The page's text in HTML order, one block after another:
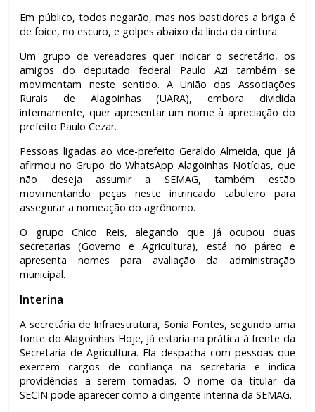
Em público, todos negarão, mas nos bastidores a briga é
de foice, no escuro, e golpes abaixo da linda da cintura.
Um grupo de vereadores quer indicar o secretário, os
amigos do deputado federal Paulo Azi também se
movimentam neste sentido. A União das Associações
Rurais de Alagoinhas (UARA), embora dividida
internamente, quer apresentar um nome à apreciação do
prefeito Paulo Cezar.
Pessoas ligadas ao vice-prefeito Geraldo Almeida, que já
afirmou no Grupo do WhatsApp Alagoinhas Notícias, que
não deseja assumir a SEMAG, também estão
movimentando peças neste intrincado tabuleiro para
assegurar a nomeação do agrônomo.
O grupo Chico Reis, alegando que já ocupou duas
secretarias (Governo e Agricultura), está no páreo e
apresenta nomes para avaliação da administração
municipal.
Interina
A secretária de Infraestrutura, Sonia Fontes, segundo uma
fonte do Alagoinhas Hoje, já estaria na prática à frente da
Secretaria de Agricultura. Ela despacha com pessoas que
exercem cargos de confiança na secretaria e indica
providências a serem tomadas. O nome da titular da
SECIN pode aparecer como a dirigente interina da SEMAG.